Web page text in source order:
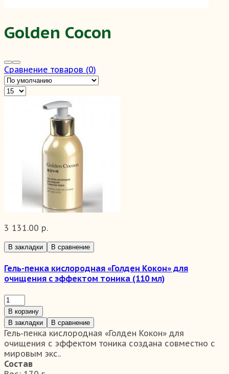
Golden Cocon
Сравнение товаров (0)
3 131.00 р.
В закладки В сравнение
Гель-пенка кислородная «Голден Кокон» для
очищения с эффектом тоника (110 мл)
В корзину
В закладки
В сравнение
Гель-пенка кислородная «Голден Кокон» для
очищения с эффектом тоника создана совместно с
мировым экс..
Состав